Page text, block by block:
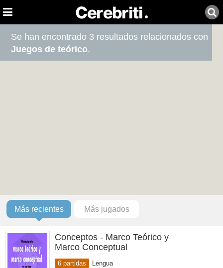
Se han encontrado 3 resultados relacionados con
Juegos de teórico.
Más recientes Más jugados
Conceptos - Marco Teórico y
Marco Conceptual
6 partidas Lengua